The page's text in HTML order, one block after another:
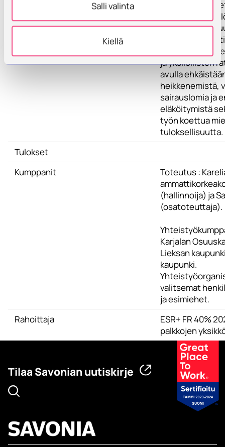
Salli valinta
Kiellä
työn
työntekijän
työkyky ja
kohtaamaan
paremmin.
ja yksilöllisten
avulla
heikkenemistä,
sairauslomia ja
eläköitymistä
työn koettua
tuloksellisuutta.
Tulokset
Kumppanit
Toteutus :
(hallinnoija) ja
(osatoteuttaja).
Karjalan
Lieksan
kaupunki.
valitsemat
ja esimiehet.
Rahoittaja
ESR+ FR 40%
palkkojen
Tilaa Savonian uutiskirje